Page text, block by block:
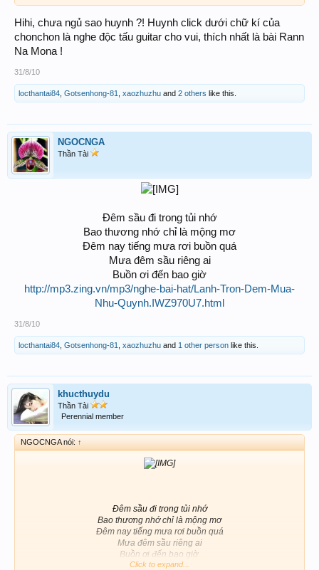
Hihi, chưa ngủ sao huynh ?! Huynh click dưới chữ kí của
chonchon là nghe độc tấu guitar cho vui, thích nhất là bài Rann
Na Mona !
31/8/10
locthantai84 Gotsenhong-81 xaozhuzhu and 2 others like this.
NGOCNGA
Thần Tài
Đêm sầu đi trong tủi nhớ
Bao thương nhớ chỉ là mộng mơ
Đêm nay tiếng mưa rơi buồn quá
Mưa đêm sầu riêng ai
Buồn ơi đến bao giờ
http://mp3.zing.vn/mp3/nghe-bai-hat/Lanh-Tron-Dem-Mua-
Nhu-Quynh.IWZ970U7.html
31/8/10
locthantai84 Gotsenhong-81 xaozhuzhu and 1 other person like this.
khucthuydu
Thần Tài
Perennial member
NGOCNGA nói: ↑
Đêm sầu đi trong tủi nhớ
Bao thương nhớ chỉ là mộng mơ
Đêm nay tiếng mưa rơi buồn quá
Mưa đêm sầu riêng ai
Buồn ơi đến bao giờ ​
Click to expand...